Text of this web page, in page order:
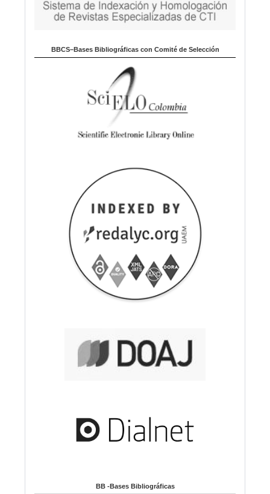
BBCS–Bases Bibliográficas con Comité de Selección
BB -Bases Bibliográficas